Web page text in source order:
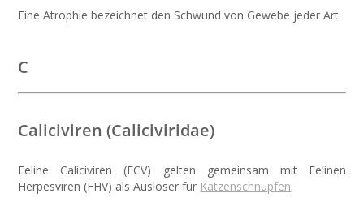
Eine Atrophie bezeichnet den Schwund von Gewebe jeder Art.
C
Caliciviren (Caliciviridae)
Feline Caliciviren (FCV) gelten gemeinsam mit Felinen
Herpesviren (FHV) als Auslöser für Katzenschnupfen.